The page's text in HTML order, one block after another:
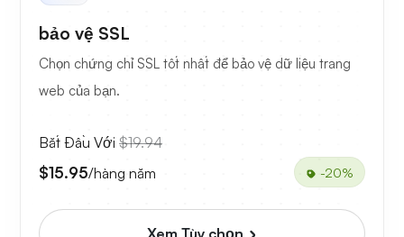
bảo vệ SSL
Chọn chứng chỉ SSL tốt nhất để bảo vệ dữ liệu trang
web của bạn.
Bắt Đầu Với $19.94
$15.95/hàng năm -20%